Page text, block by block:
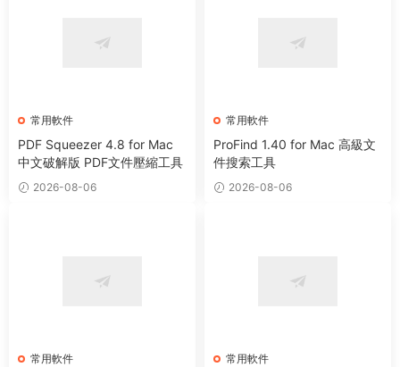
常用軟件
PDF Squeezer 4.8 for Mac
中文破解版 PDF文件壓縮工具
2026-08-06
常用軟件
ProFind 1.40 for Mac 高級文
件搜索工具
2026-08-06
常用軟件 常用軟件